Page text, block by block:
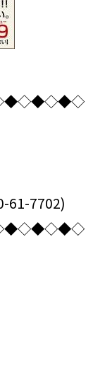
61-7702)